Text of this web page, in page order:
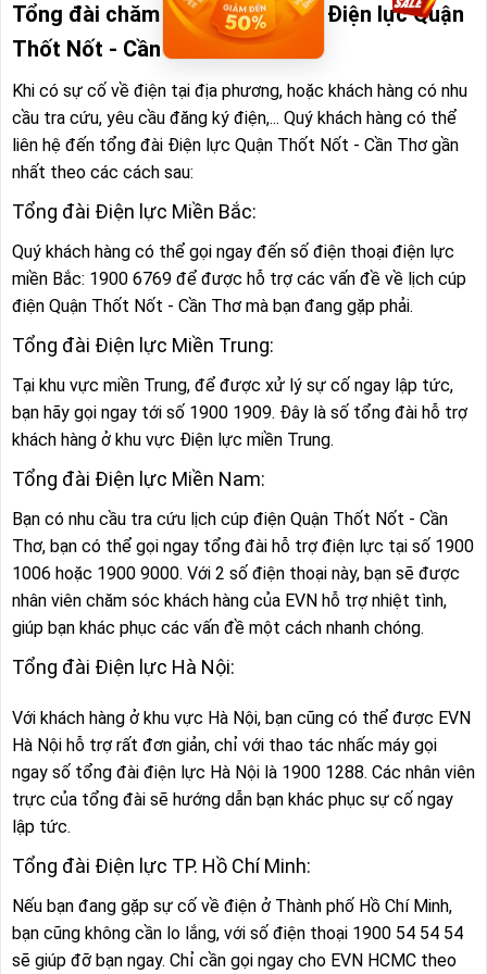
Tổng đài chăm sóc khách hàng Điện lực Quận
Thốt Nốt - Cần Thơ
Khi có sự cố về điện tại địa phương, hoặc khách hàng có nhu
cầu tra cứu, yêu cầu đăng ký điện,... Quý khách hàng có thể
liên hệ đến tổng đài Điện lực Quận Thốt Nốt - Cần Thơ gần
nhất theo các cách sau:
Tổng đài Điện lực Miền Bắc:
Quý khách hàng có thể gọi ngay đến số điện thoại điện lực
miền Bắc: 1900 6769 để được hỗ trợ các vấn đề về lịch cúp
điện Quận Thốt Nốt - Cần Thơ mà bạn đang gặp phải.
Tổng đài Điện lực Miền Trung:
Tại khu vực miền Trung, để được xử lý sự cố ngay lập tức,
bạn hãy gọi ngay tới số 1900 1909. Đây là số tổng đài hỗ trợ
khách hàng ở khu vực Điện lực miền Trung.
Tổng đài Điện lực Miền Nam:
Bạn có nhu cầu tra cứu lịch cúp điện Quận Thốt Nốt - Cần
Thơ, bạn có thể gọi ngay tổng đài hỗ trợ điện lực tại số 1900
1006 hoặc 1900 9000. Với 2 số điện thoại này, bạn sẽ được
nhân viên chăm sóc khách hàng của EVN hỗ trợ nhiệt tình,
giúp bạn khác phục các vấn đề một cách nhanh chóng.
Tổng đài Điện lực Hà Nội:
Với khách hàng ở khu vực Hà Nội, bạn cũng có thể được EVN
Hà Nội hỗ trợ rất đơn giản, chỉ với thao tác nhấc máy gọi
ngay số tổng đài điện lực Hà Nội là 1900 1288. Các nhân viên
trực của tổng đài sẽ hướng dẫn bạn khác phục sự cố ngay
lập tức.
Tổng đài Điện lực TP. Hồ Chí Minh:
Nếu bạn đang gặp sự cố về điện ở Thành phố Hồ Chí Minh,
bạn cũng không cần lo lắng, với số điện thoại 1900 54 54 54
sẽ giúp đỡ bạn ngay. Chỉ cần gọi ngay cho EVN HCMC theo